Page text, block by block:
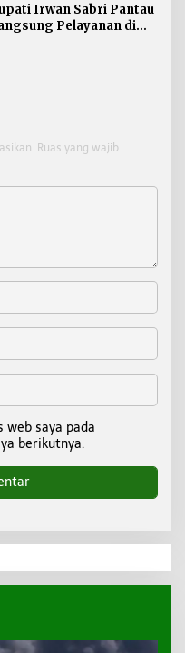
Irwan Sabri Pantau
Pelayanan di
Ruas yang wajib
web saya pada
berikutnya.